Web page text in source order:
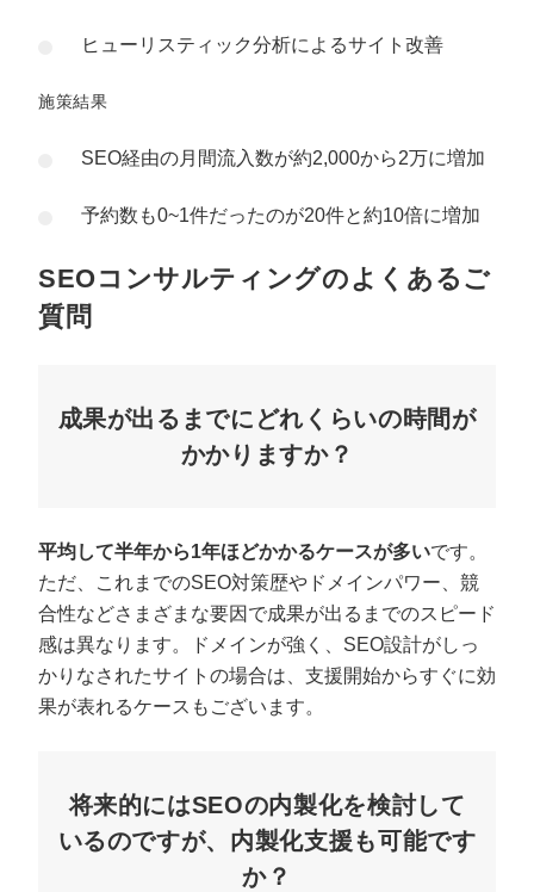
ヒューリスティック分析によるサイト改善
施策結果
SEO経由の月間流入数が約2,000から2万に増加
予約数も0~1件だったのが20件と約10倍に増加
SEOコンサルティングのよくあるご
質問
成果が出るまでにどれくらいの時間が
かかりますか？
平均して半年から1年ほどかかるケースが多いです。
ただ、これまでのSEO対策歴やドメインパワー、競
合性などさまざまな要因で成果が出るまでのスピード
感は異なります。ドメインが強く、SEO設計がしっ
かりなされたサイトの場合は、支援開始からすぐに効
果が表れるケースもございます。
将来的にはSEOの内製化を検討して
いるのですが、内製化支援も可能です
か？